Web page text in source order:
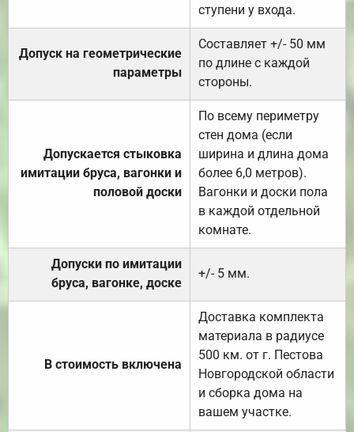
ступени у входа.
Допуск на геометрические
параметры
Составляет +/- 50 мм
по длине с каждой
стороны.
Допускается стыковка
имитации бруса, вагонки и
половой доски
По всему периметру
стен дома (если
ширина и длина дома
более 6,0 метров).
Вагонки и доски пола
в каждой отдельной
комнате.
Допуски по имитации
бруса, вагонке, доске
+/- 5 мм.
В стоимость включена
Доставка комплекта
материала в радиусе
500 км. от г. Пестова
Новгородской области
и сборка дома на
вашем участке.